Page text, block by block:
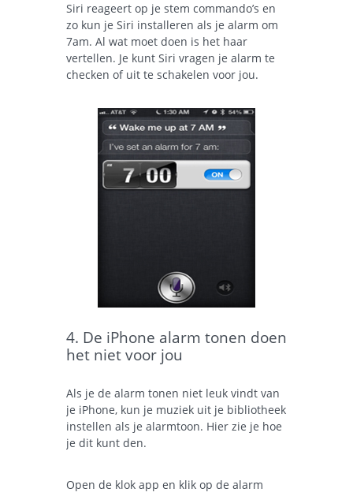
Siri reageert op je stem commando’s en
zo kun je Siri installeren als je alarm om
7am. Al wat moet doen is het haar
vertellen. Je kunt Siri vragen je alarm te
checken of uit te schakelen voor jou.
4. De iPhone alarm tonen doen
het niet voor jou
Als je de alarm tonen niet leuk vindt van
je iPhone, kun je muziek uit je bibliotheek
instellen als je alarmtoon. Hier zie je hoe
je dit kunt den.
Open de klok app en klik op de alarm